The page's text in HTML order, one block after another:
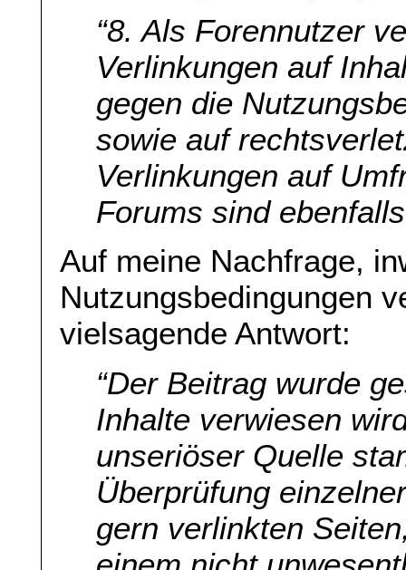
“8. Als Forennutzer
Verlinkungen auf
gegen die
sowie auf
Verlinkungen auf
Forums sind
Auf meine Nachfrage,
Nutzungsbedingungen
vielsagende Antwort:
“Der Beitrag wurde
Inhalte verwiesen
unseriöser Quelle
Überprüfung
gern verlinkten